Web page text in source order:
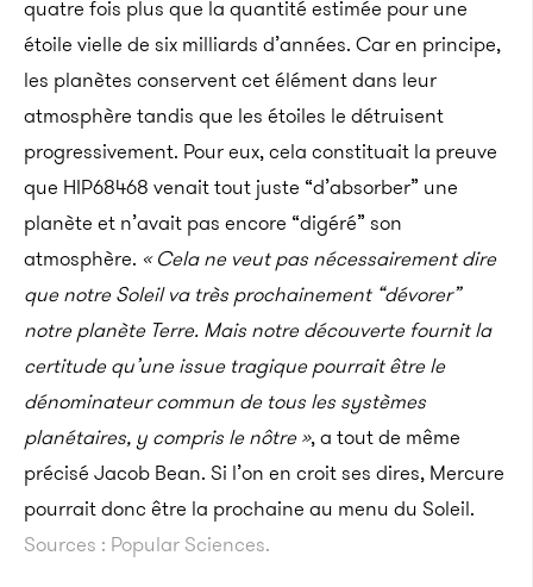
quatre fois plus que la quantité estimée pour une
étoile vielle de six milliards d’années. Car en principe,
les planètes conservent cet élément dans leur
atmosphère tandis que les étoiles le détruisent
progressivement. Pour eux, cela constituait la preuve
que HIP68468 venait tout juste “d’absorber” une
planète et n’avait pas encore “digéré” son
atmosphère. « Cela ne veut pas nécessairement dire
que notre Soleil va très prochainement “dévorer”
notre planète Terre. Mais notre découverte fournit la
certitude qu’une issue tragique pourrait être le
dénominateur commun de tous les systèmes
planétaires, y compris le nôtre », a tout de même
précisé Jacob Bean. Si l’on en croit ses dires, Mercure
pourrait donc être la prochaine au menu du Soleil.
Sources : Popular Sciences.